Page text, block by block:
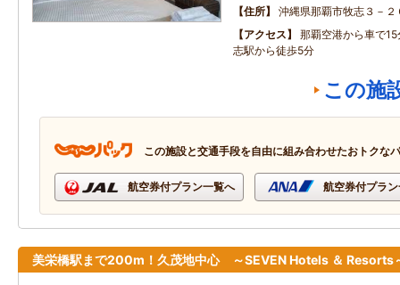
住所
沖縄県那覇市牧志３－２
アクセス
那覇空港から車で
志駅から徒歩5分
この施
この施設と交通手段を自由に組み合わせたおトクな
航空券付プラン一覧へ 航空券付プラ
美栄橋駅まで200m！久茂地中心 ～SEVEN Hotels ＆ Resorts